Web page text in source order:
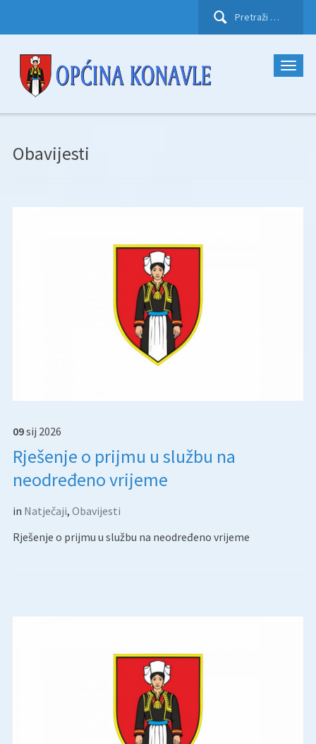
Pretraži:
Obavijesti
09sij 2026
Rješenje o prijmu u službu na
neodređeno vrijeme
in Natječaji, Obavijesti
Rješenje o prijmu u službu na neodređeno vrijeme